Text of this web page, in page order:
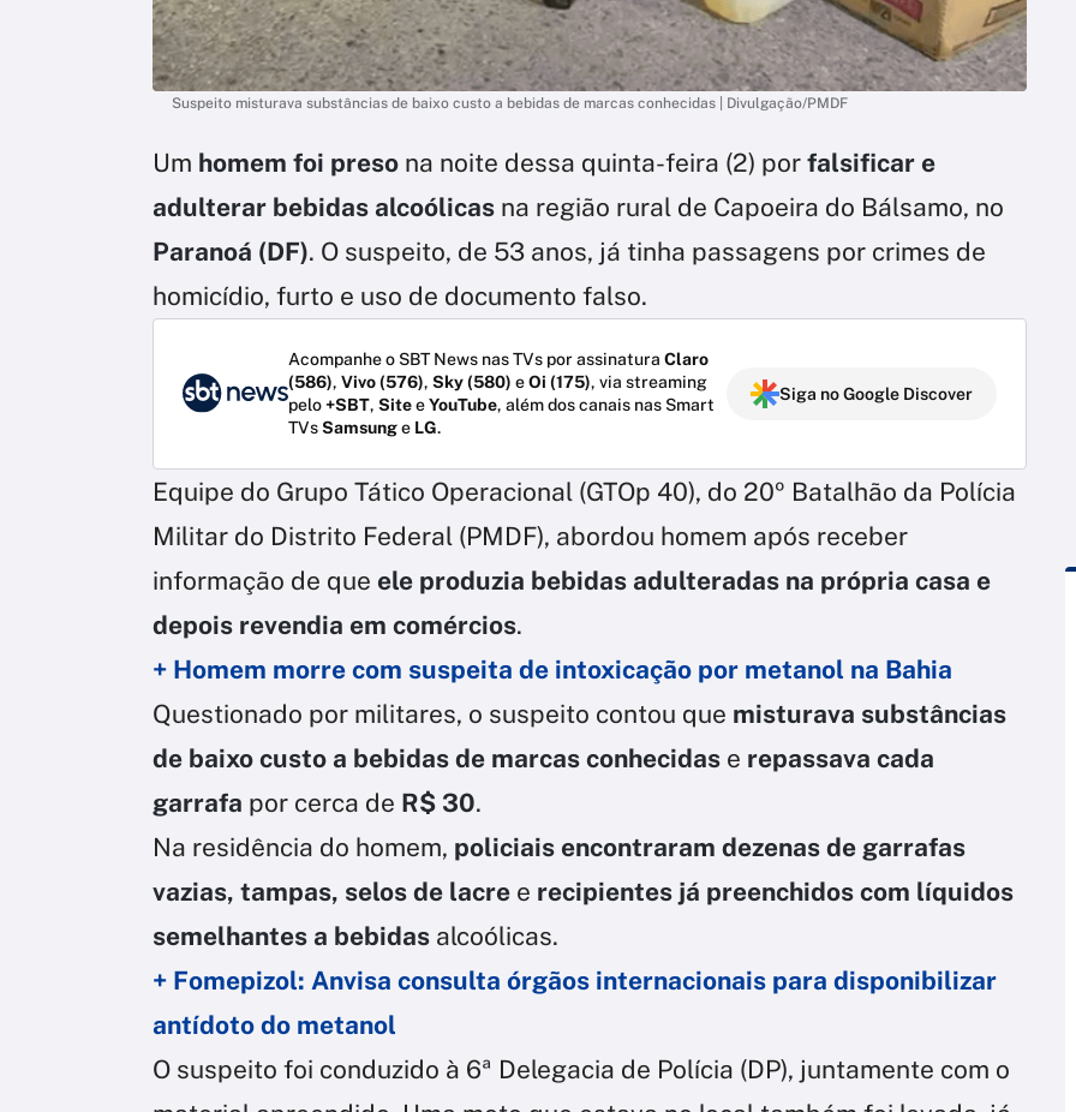
Suspeito misturava substâncias de baixo custo a bebidas de marcas conhecidas | Divulgação/PMDF
Um homem foi preso na noite dessa quinta-feira (2) por falsificar e
adulterar bebidas alcoólicas na região rural de Capoeira do Bálsamo, no
Paranoá (DF). O suspeito, de 53 anos, já tinha passagens por crimes de
homicídio, furto e uso de documento falso.
Acompanhe o SBT News nas TVs por assinatura Claro
(586), Vivo (576), Sky (580) eOi (175), via streaming
pelo+SBT, SiteeYouTube, além dos canais nas Smart
TVsSamsunge LG.
Siga no Google Discover
Equipe do Grupo Tático Operacional (GTOp 40), do 20º Batalhão da Polícia
Militar do Distrito Federal (PMDF), abordou homem após receber
informação de que ele produzia bebidas adulteradas na própria casa e
depois revendia em comércios.
+ Homem morre com suspeita de intoxicação por metanol na Bahia
Questionado por militares, o suspeito contou que misturava substâncias
de baixo custo a bebidas de marcas conhecidas e repassava cada
garrafa por cerca de R$ 30.
Na residência do homem, policiais encontraram dezenas de garrafas
vazias, tampas, selos de lacre e recipientes já preenchidos com líquidos
semelhantes a bebidas alcoólicas.
+ Fomepizol: Anvisa consulta órgãos internacionais para disponibilizar
antídoto do metanol
O suspeito foi conduzido à 6ª Delegacia de Polícia (DP), juntamente com o